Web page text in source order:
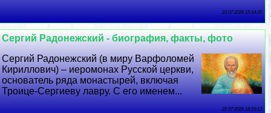
23 07 2026 15:14:35
Сергий Радонежский - биография, факты, фото
Сергий Радонежский (в миру Варфоломей
Кириллович) – иеромонах Русской церкви,
основатель ряда монастырей, включая
Троице-Сергиеву лавру. С его именем...
22 07 2026 18:19:13